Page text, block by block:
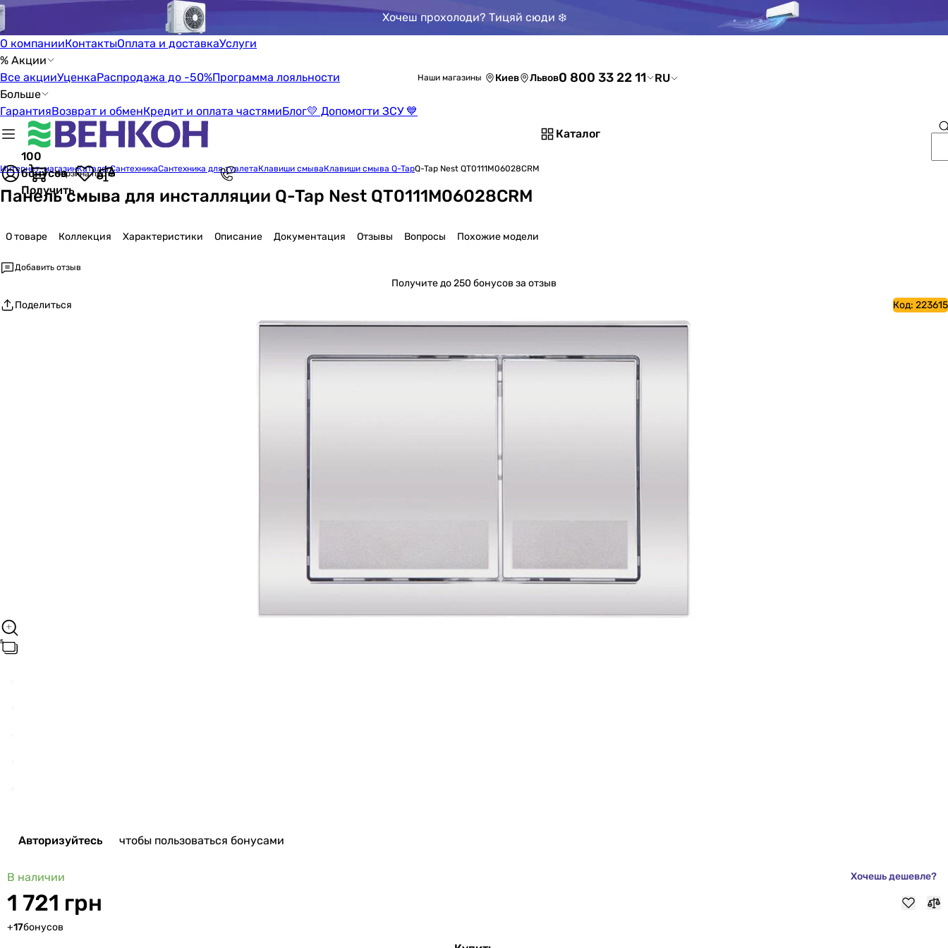
Хочеш прохолоди? Тицяй сюди ❄️
О компанииКонтактыОплата и доставкаУслуги
% Акции
Все акцииУценкаРаспродажа до -50%Программа лояльности
Больше
ГарантияВозврат и обменКредит и оплата частямиБлог💛 Допомогти ЗСУ 💙
Наши магазины Киев Львов0800 Показати номер
Каталог
100
бонусов
Получить
Корзина пуста
Интернет-магазинКаталогСантехникаСантехника для туалетаКлавиши смываКлавиши смыва Q-TapQ-Tap Nest QT0111M06028CRM
Панель смыва для инсталляции Q-Tap Nest QT0111M06028CRM
О товаре Коллекция Характеристики Описание Документация Отзывы Вопросы Похожие модели
Добавить отзыв
Получитедо 250 бонусов за отзыв
Поделиться
Код: 223615
Авторизуйтесь чтобы пользоваться бонусами
В наличии Хочешь дешевле?
1 721 грн
+17бонусов